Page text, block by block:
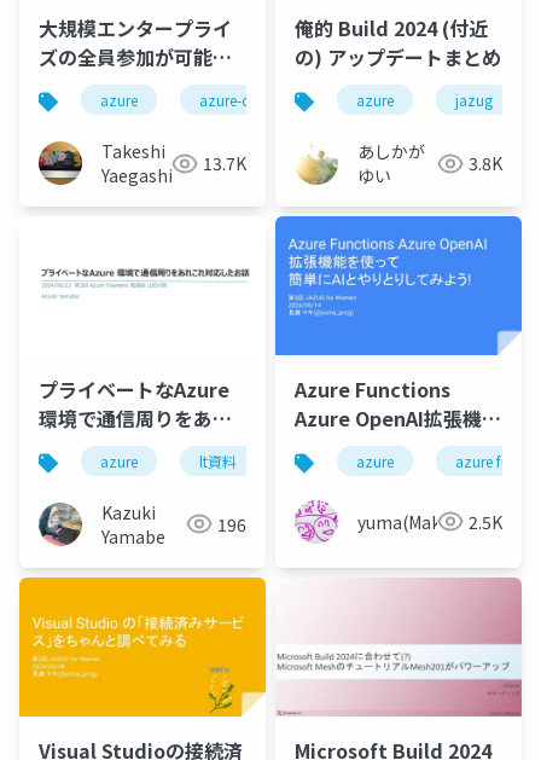
大規模エンタープライ
ズの全員参加が可能な
内部開発者ポータルの
野望
azure azure-container-apps microsoft-entra-id
Takeshi
Yaegashi
13.7K
俺的 Build 2024 (付近
の) アップデートまとめ
azure jazug
あしかが
ゆい
3.8K
プライベートなAzure
環境で通信周りをあれ
これ対応したお話
azure lt資料
Kazuki
Yamabe
196
Azure Functions
Azure OpenAI拡張機能
を使って簡単にAIとや
りとりしてみよう！
azure azure
yuma(Maki) 2.5K
Visual Studioの接続済 Microsoft Build 2024